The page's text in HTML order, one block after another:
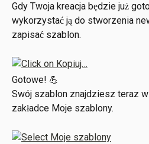
Gdy Twoja kreacja będzie już
wykorzystać ją do stworzenia
zapisać szablon.
Gotowe! 💪
Swój szablon znajdziesz teraz
zakładce Moje szablony.